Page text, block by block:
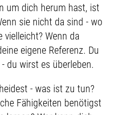
um dich herum hast, ist
sie nicht da sind - wo
vielleicht? Wenn da
eigene Referenz. Du
du wirst es überleben.
- was ist zu tun?
Fähigkeiten benötigst